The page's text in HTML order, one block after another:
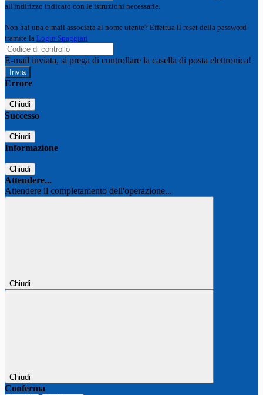
all'indirizzo indicato con le istruzioni necessarie.
Non hai una e-mail associata al nome utente? Effettua il reset della password
tramite la Login Spaggiari
E-mail inviata, si prega di controllare la casella di posta elettronica!
Errore
Chiudi
Successo
Chiudi
Informazione
Chiudi
Attendere...
Attendere il completamento dell'operazione...
Chiudi
Chiudi
Conferma